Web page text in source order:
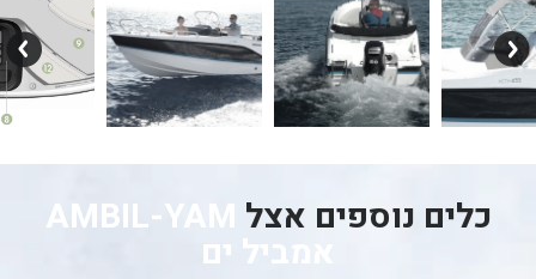
כלים נוספים אצל AMBIL-YAM
אמביל ים